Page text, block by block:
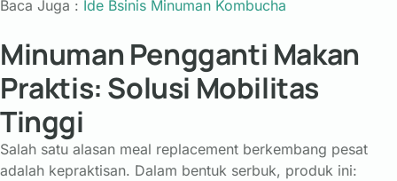
Baca Juga : Ide Bsinis Minuman Kombucha
Minuman Pengganti Makan
Praktis: Solusi Mobilitas
Tinggi
Salah satu alasan meal replacement berkembang pesat
adalah kepraktisan. Dalam bentuk serbuk, produk ini: